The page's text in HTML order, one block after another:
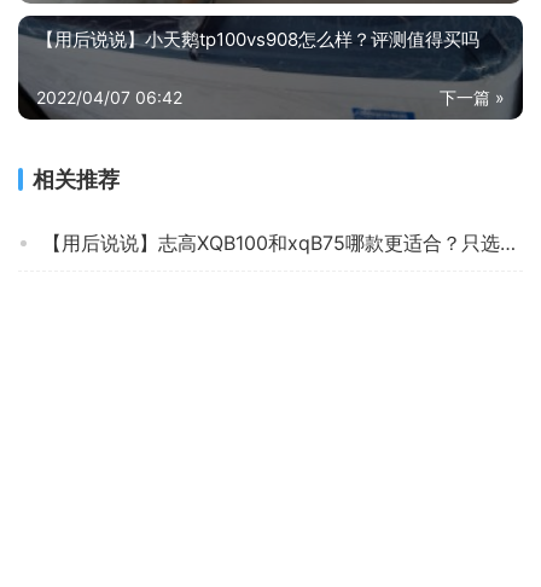
【用后说说】小天鹅tp100vs908怎么样？评测值得买吗
下一篇 »
2022/04/07 06:42
相关推荐
【用后说说】志高XQB100和xqB75哪款更适合？只选对的不选贵的